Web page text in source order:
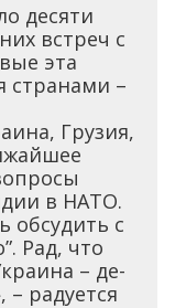
десяти
встреч с
эта
странами –
Грузия,
в НАТО.
обсудить с
Рад, что
– де-
– радуется